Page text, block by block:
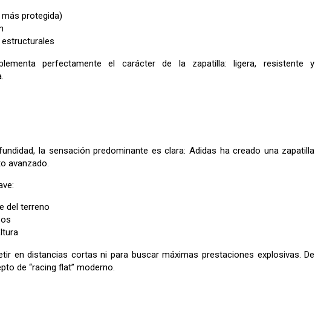
protegida)
perfectamente el carácter de la zapatilla: ligera, resistente y
la sensación predominante es clara: Adidas ha creado una zapatilla
avanzado.
del terreno
en distancias cortas ni para buscar máximas prestaciones explosivas. De
de “racing flat” moderno.